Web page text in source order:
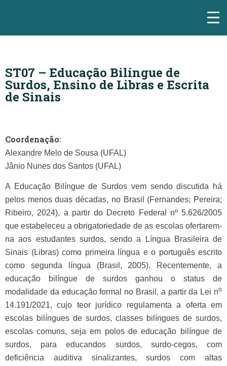
ST07 – Educação Bilíngue de
Surdos, Ensino de Libras e Escrita
de Sinais
Coordenação:
Alexandre Melo de Sousa (UFAL)
Jânio Nunes dos Santos (UFAL)
A Educação Bilíngue de Surdos vem sendo discutida há
pelos menos duas décadas, no Brasil (Fernandes; Pereira;
Ribeiro, 2024), a partir do Decreto Federal nº 5.626/2005
que estabeleceu a obrigatoriedade de as escolas ofertarem-
na aos estudantes surdos, sendo a Língua Brasileira de
Sinais (Libras) como primeira língua e o português escrito
como segunda língua (Brasil, 2005). Recentemente, a
educação bilíngue de surdos ganhou o status de
modalidade da educação formal no Brasil, a partir da Lei no
14.191/2021, cujo teor jurídico regulamenta a oferta em
escolas bilíngues de surdos, classes bilíngues de surdos,
escolas comuns, seja em polos de educação bilíngue de
surdos, para educandos surdos, surdo-cegos, com
deficiência auditiva sinalizantes, surdos com altas